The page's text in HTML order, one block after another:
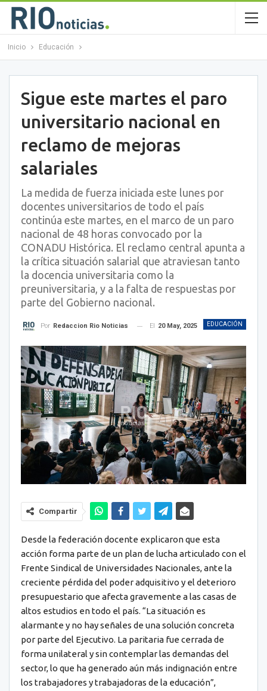
Inicio Educación
Sigue este martes el paro
universitario nacional en
reclamo de mejoras
salariales
La medida de fuerza iniciada este lunes por
docentes universitarios de todo el país
continúa este martes, en el marco de un paro
nacional de 48 horas convocado por la
CONADU Histórica. El reclamo central apunta a
la crítica situación salarial que atraviesan tanto
la docencia universitaria como la
preuniversitaria, y a la falta de respuestas por
parte del Gobierno nacional.
EDUCACIÓN
Por Redaccion Rio Noticias El 20 May, 2025
Compartir
Desde la federación docente explicaron que esta
acción forma parte de un plan de lucha articulado con el
Frente Sindical de Universidades Nacionales, ante la
creciente pérdida del poder adquisitivo y el deterioro
presupuestario que afecta gravemente a las casas de
altos estudios en todo el país. “La situación es
alarmante y no hay señales de una solución concreta
por parte del Ejecutivo. La paritaria fue cerrada de
forma unilateral y sin contemplar las demandas del
sector, lo que ha generado aún más indignación entre
los trabajadores y trabajadoras de la educación”,